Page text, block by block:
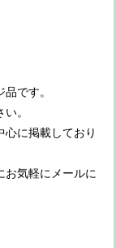
です。
。
心に掲載しており
お気軽にメールに